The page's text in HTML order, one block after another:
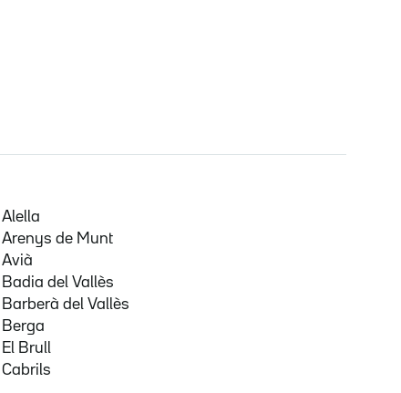
Alella
Arenys de Munt
Avià
Badia del Vallès
Barberà del Vallès
Berga
El Brull
Cabrils